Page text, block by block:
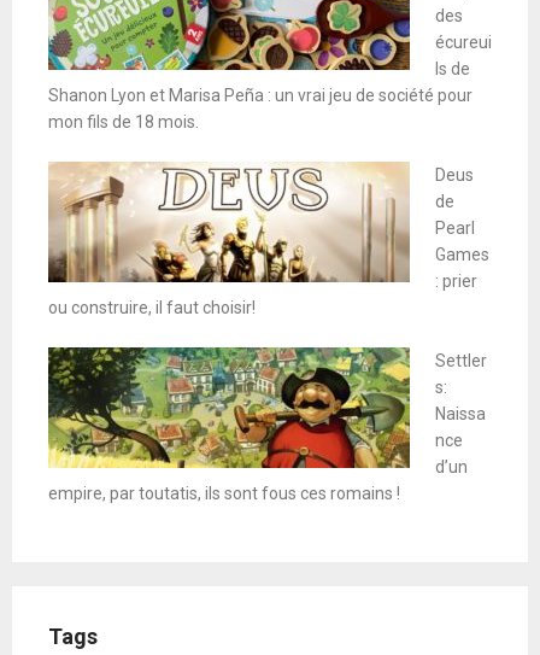
des
écureui
ls de
Shanon Lyon et Marisa Peña : un vrai jeu de société pour
mon fils de 18 mois.
Deus
de
Pearl
Games
: prier
ou construire, il faut choisir!
Settler
s:
Naissa
nce
d’un
empire, par toutatis, ils sont fous ces romains !
Tags